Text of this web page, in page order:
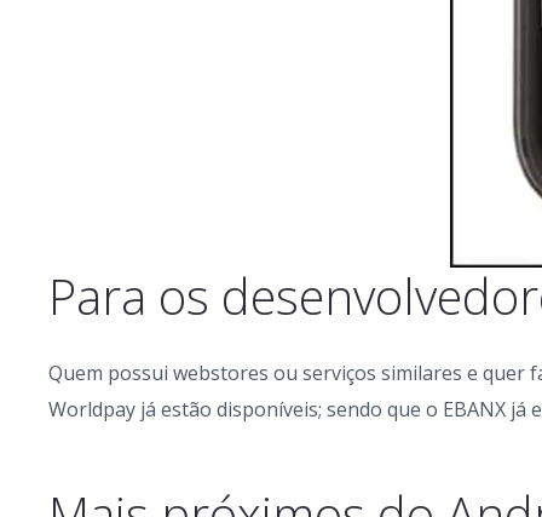
Para os
Quem possui webstores ou serviços similares e quer
Worldpay já estão disponíveis; sendo que o EBANX já